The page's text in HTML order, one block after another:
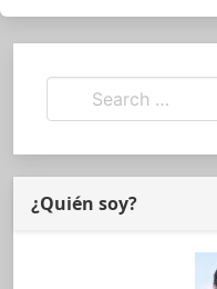
¿Quién soy?